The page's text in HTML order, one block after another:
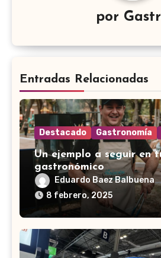
por
Entradas Relacionadas
Destacado Gastronomía
Un ejemplo a seguir en
gastronómico
Eduardo Baez Balbuena
8 febrero, 2025